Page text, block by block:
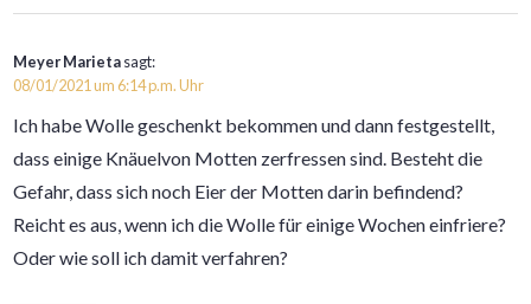
Meyer Marietasagt:
08/01/2021 um 6:14 p.m. Uhr
Ich habe Wolle geschenkt bekommen und dann festgestellt,
dass einige Knäuelvon Motten zerfressen sind. Besteht die
Gefahr, dass sich noch Eier der Motten darin befindend?
Reicht es aus, wenn ich die Wolle für einige Wochen einfriere?
Oder wie soll ich damit verfahren?